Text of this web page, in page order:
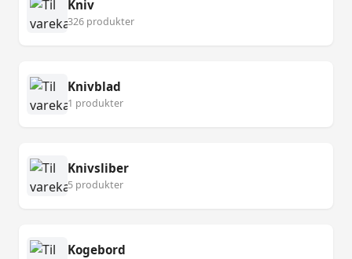
Kniv
326 produkter
Knivblad
1 produkter
Knivsliber
5 produkter
Kogebord